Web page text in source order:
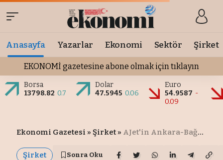
Anasayfa Yazarlar Ekonomi Sektör Şirket
EKONOMİ gazetesine abone olmak için tıklayın
Borsa
13798.82 0.7
Dolar
47.5945 0.06
Euro
54.9587 -
0.09
Ekonomi Gazetesi » Şirket » AJet'in Ankara-Bağdat seferleri kasımda başlayacak
Şirket Sonra Oku